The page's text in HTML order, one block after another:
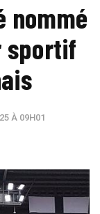
nommé
sportif
À 09H01